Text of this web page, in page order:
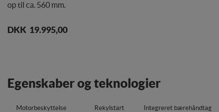
op til ca. 560 mm.
DKK 19.995,00
Egenskaber og teknologier
Motorbeskyttelse Rekylstart Integreret bærehåndtag